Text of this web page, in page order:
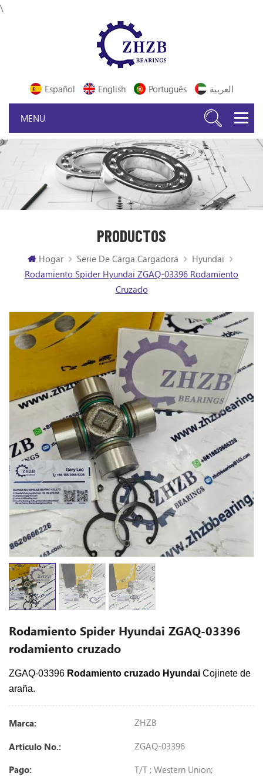
\
Español English Português العربية
PRODUCTOS
Hogar Serie De Carga Cargadora
Hyundai
Rodamiento Spider Hyundai ZGAQ-03396 Rodamiento
Cruzado
Rodamiento Spider Hyundai ZGAQ-03396
rodamiento cruzado
ZGAQ-03396 Rodamiento cruzado Hyundai Cojinete de
araña.
Marca: ZHZB
Artículo No.: ZGAQ-03396
Pago:
T/T ; Western Union;